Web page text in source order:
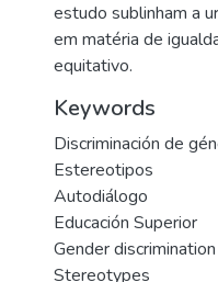
estudo sublinham a
em matéria de
equitativo.
Keywords
Discriminación de
Estereotipos
Autodiálogo
Educación Superior
Gender discrimination
Stereotypes